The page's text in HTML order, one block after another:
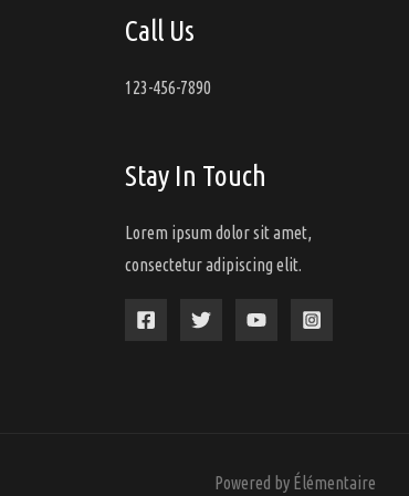
Call Us
123-456-7890
Stay In Touch
Lorem ipsum dolor sit amet,
consectetur adipiscing elit.
Powered by Élémentaire